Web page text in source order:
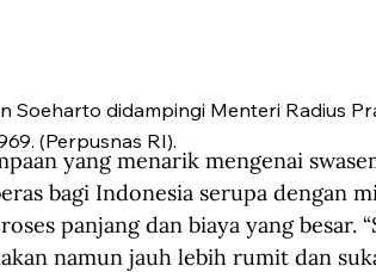
Soeharto didampingi Menteri Radius
(Perpusnas RI).
yang menarik mengenai
bagi Indonesia serupa dengan
panjang dan biaya yang besar.
namun jauh lebih rumit dan